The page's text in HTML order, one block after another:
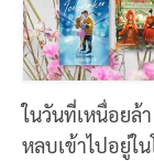
ในวันที่เหนื่อยล้า
หลบเข้าไปอยู่ใ